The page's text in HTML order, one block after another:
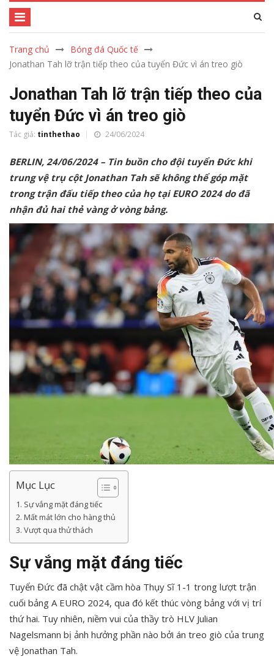
Trang chủ
Bóng đá Quốc tế
Jonathan Tah lỡ trận tiếp theo của tuyển Đức vì án treo giò
Jonathan Tah lỡ trận tiếp theo của
tuyển Đức vì án treo giò
Tác giả: tinthethao 24/06/2024
BERLIN, 24/06/2024 – Tin buồn cho đội tuyển Đức khi
trung vệ trụ cột Jonathan Tah sẽ không thể góp mặt
trong trận đấu tiếp theo của họ tại EURO 2024 do đã
nhận đủ hai thẻ vàng ở vòng bảng.
Mục Lục
Sự vắng mặt đáng tiếc
Mất mát lớn cho hàng thủ
Vượt qua thử thách
Sự vắng mặt đáng tiếc
Tuyển Đức đã chật vật cầm hòa Thụy Sĩ 1-1 trong lượt trận
cuối bảng A EURO 2024, qua đó kết thúc vòng bảng với vị trí
thứ hai. Tuy nhiên, niềm vui của thầy trò HLV Julian
Nagelsmann bị ảnh hưởng phần nào bởi án treo giò của trung
vệ Jonathan Tah.